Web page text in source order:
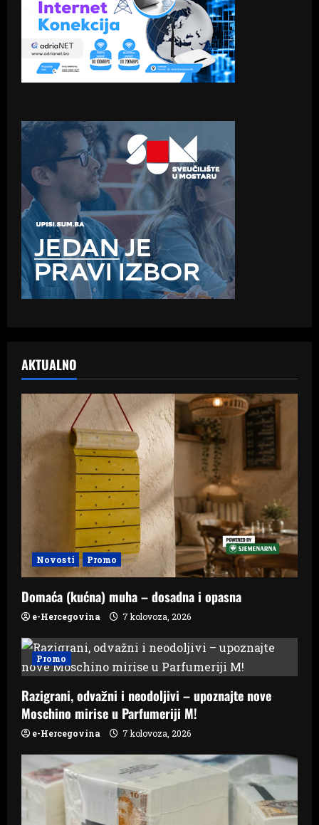
AKTUALNO
Novosti Promo
Domaća (kućna) muha – dosadna i opasna
e-Hercegovina 7 kolovoza, 2026
Promo
Razigrani, odvažni i neodoljivi – upoznajte nove
Moschino mirise u Parfumeriji M!
e-Hercegovina 7 kolovoza, 2026